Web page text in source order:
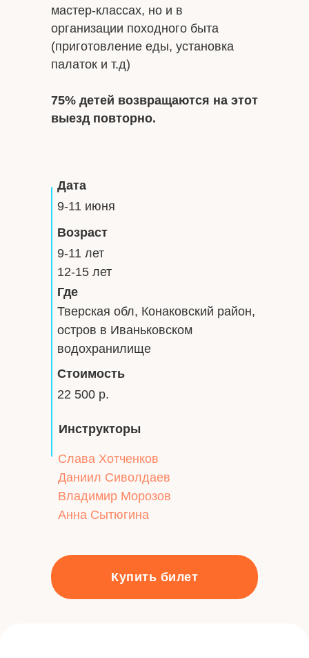
мастер-классах, но и в
организации походного быта
(приготовление еды, установка
палаток и т.д)
75% детей возвращаются на этот
выезд повторно.
Купить билет
Стоимость
22 500 р.
Где
Возраст
Дата
9-11 лет
12-15 лет
9-11 июня
Тверская обл, Конаковский район,
остров в Иваньковском
водохранилище
Слава Хотченков
Даниил Сиволдаев
Владимир Морозов
Анна Сытюгина
Инструкторы